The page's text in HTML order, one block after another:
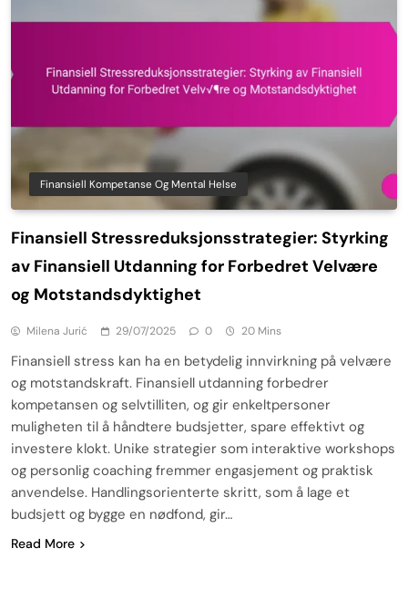
Finansiell Kompetanse Og Mental Helse
Finansiell Stressreduksjonsstrategier: Styrking
av Finansiell Utdanning for Forbedret Velvære
og Motstandsdyktighet
Milena Jurić 29/07/2025 0 20 Mins
Finansiell stress kan ha en betydelig innvirkning på velvære
og motstandskraft. Finansiell utdanning forbedrer
kompetansen og selvtilliten, og gir enkeltpersoner
muligheten til å håndtere budsjetter, spare effektivt og
investere klokt. Unike strategier som interaktive workshops
og personlig coaching fremmer engasjement og praktisk
anvendelse. Handlingsorienterte skritt, som å lage et
budsjett og bygge en nødfond, gir…
Read More